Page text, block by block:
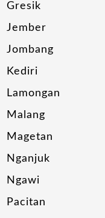
Gresik
Jember
Jombang
Kediri
Lamongan
Malang
Magetan
Nganjuk
Ngawi
Pacitan